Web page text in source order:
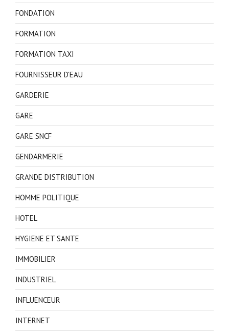
FONDATION
FORMATION
FORMATION TAXI
FOURNISSEUR D'EAU
GARDERIE
GARE
GARE SNCF
GENDARMERIE
GRANDE DISTRIBUTION
HOMME POLITIQUE
HOTEL
HYGIENE ET SANTE
IMMOBILIER
INDUSTRIEL
INFLUENCEUR
INTERNET